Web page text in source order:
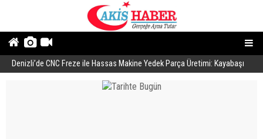
Denizli’de CNC Freze ile Hassas Makine Yedek Parça Üretimi: Kayabaşı